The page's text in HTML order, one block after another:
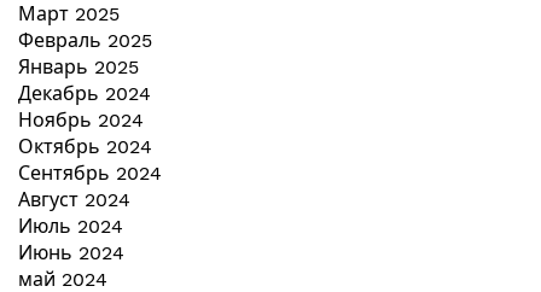
Март 2025
Февраль 2025
Январь 2025
Декабрь 2024
Ноябрь 2024
Октябрь 2024
Сентябрь 2024
Август 2024
Июль 2024
Июнь 2024
май 2024